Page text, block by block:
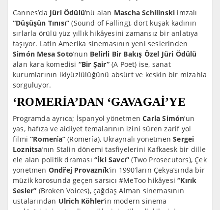
Cannes’da Jüri Ödülü’nü alan Mascha Schilinski imzalı
“Düşüşün Tınısı”(Sound of Falling), dört kuşak kadının
sırlarla örülü yüz yıllık hikâyesini zamansız bir anlatıya
taşıyor. Latin Amerika sinemasının yeni seslerinden
Simón Mesa Soto’nun Belirli Bir Bakış Özel Jüri Ödülü
alan kara komedisi “Bir Şair”(A Poet) ise, sanat
kurumlarının ikiyüzlülüğünü absürt ve keskin bir mizahla
sorguluyor.
‘ROMERÍA’DAN ‘GAVAGAİ’YE
Programda ayrıca; İspanyol yönetmenCarla Simón’un
yas, hafıza ve aidiyet temalarının izini süren zarif yol
filmi“Romería” (Romería), Ukraynalı yönetmenSergei
Loznitsa’nın Stalin dönemi tasfiyelerini Kafkaesk bir dille
ele alan politik draması “İki Savcı”(Two Prosecutors), Çek
yönetmen Ondřej Provazník’in 1990’ların Çekya’sında bir
müzik korosunda geçen sarsıcı #MeToo hikâyesi“Kırık
Sesler” (Broken Voices), çağdaş Alman sinemasının
ustalarından Ulrich Köhler’in modern sinema